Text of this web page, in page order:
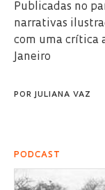
Publicadas no
narrativas
com uma crítica
Janeiro
POR JULIANA VAZ
PODCAST